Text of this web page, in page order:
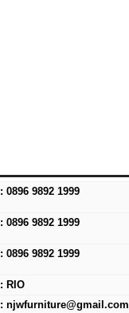
: 0896 9892 1999
: 0896 9892 1999
: 0896 9892 1999
: RIO
: njwfurniture@gmail.com